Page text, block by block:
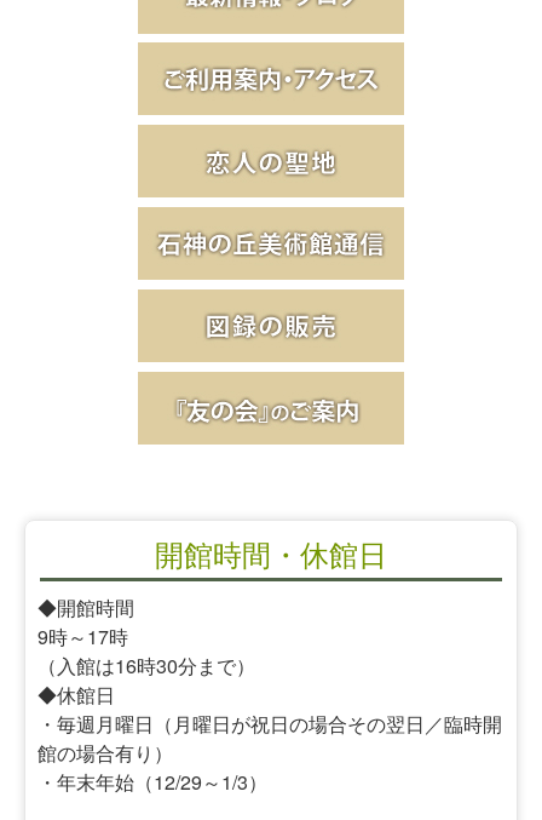
開館時間・休館日
◆開館時間
9時～17時
（入館は16時30分まで）
◆休館日
・毎週月曜日（月曜日が祝日の場合その翌日／臨時開
館の場合有り）
・年末年始（12/29～1/3）